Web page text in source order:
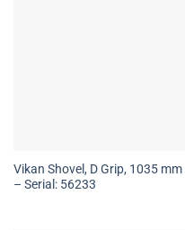
Vikan Shovel, D Grip, 1035 mm
– Serial: 56233